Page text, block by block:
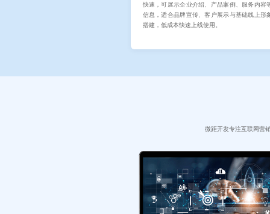
快速，可展示企业介绍、产品案例、服务内容
信息，适合品牌宣传、客户展示与基础线上形
搭建，低成本快速上线使用。
微距开发专注互联网营